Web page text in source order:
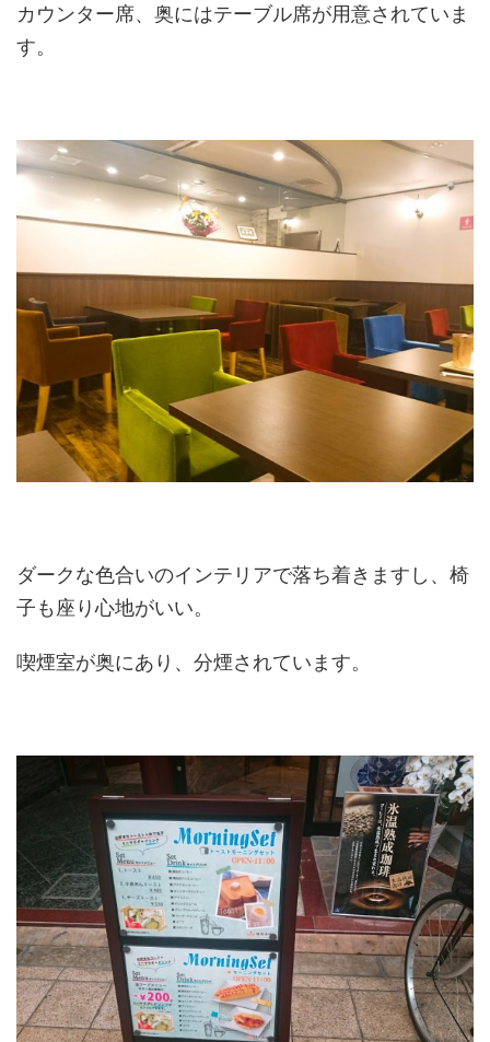
カウンター席、奥にはテーブル席が用意されていま
す。
ダークな色合いのインテリアで落ち着きますし、椅
子も座り心地がいい。
喫煙室が奥にあり、分煙されています。